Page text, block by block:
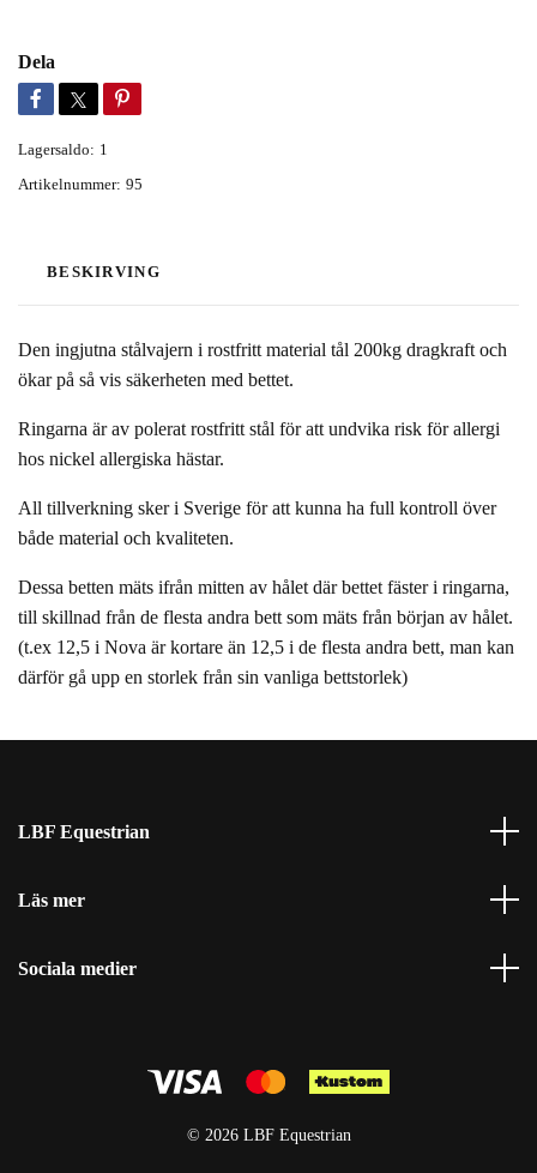
Dela
Lagersaldo: 1
Artikelnummer: 95
BESKIRVING
Den ingjutna stålvajern i rostfritt material tål 200kg dragkraft och
ökar på så vis säkerheten med bettet.
Ringarna är av polerat rostfritt stål för att undvika risk för allergi
hos nickel allergiska hästar.
All tillverkning sker i Sverige för att kunna ha full kontroll över
både material och kvaliteten.
Dessa betten mäts ifrån mitten av hålet där bettet fäster i ringarna,
till skillnad från de flesta andra bett som mäts från början av hålet.
(t.ex 12,5 i Nova är kortare än 12,5 i de flesta andra bett, man kan
därför gå upp en storlek från sin vanliga bettstorlek)
LBF Equestrian
Läs mer
Sociala medier
© 2026 LBF Equestrian